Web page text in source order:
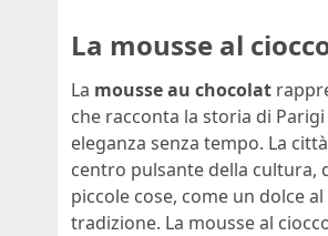
La mousse al
La mousse au chocolat
che racconta la storia di
eleganza senza tempo. La
centro pulsante della cultura,
piccole cose, come un dolce
tradizione. La mousse al